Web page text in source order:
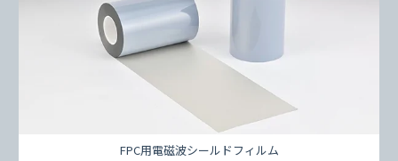
FPC用電磁波シールドフィルム